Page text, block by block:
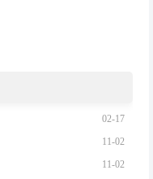
02-17
11-02
11-02